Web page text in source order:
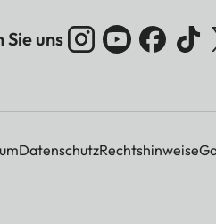
Sie uns
DatenschutzRechtshinweise